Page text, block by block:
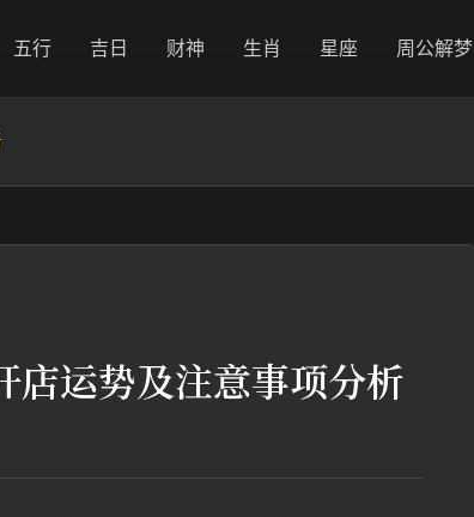
五行 吉日 财神 生肖 星座 周公解梦
店运势及注意事项分析